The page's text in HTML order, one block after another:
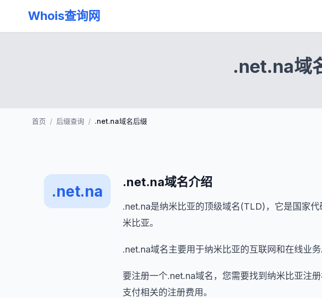
Whois查询网
.net.na域
首页 / 后缀查询 / .net.na域名后缀
.net.na
.net.na域名介绍
.net.na是纳米比亚的顶级域名(TLD)，它是国家
米比亚。
.net.na域名主要用于纳米比亚的互联网和在线业
要注册一个.net.na域名，您需要找到纳米比亚注
支付相关的注册费用。